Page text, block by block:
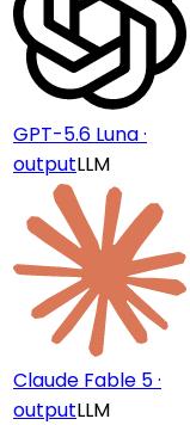
GPT-5.6 Luna ·
outputLLM
Claude Fable 5 ·
outputLLM